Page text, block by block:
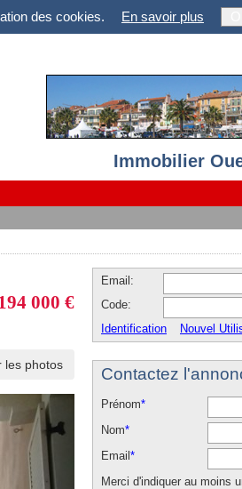
des cookies. En savoir plus
Immobilier
000 €
les photos
Email:
Code:
Identification
Nouvel
Contactez
Prénom*
Nom*
Email *
Merci d'indiquer au moins